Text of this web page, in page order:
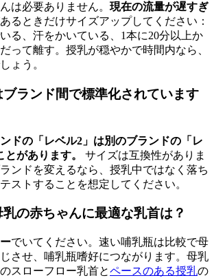
は必要ありません。 現在の流量が遅すぎ
るときだけサイズアップしてください：
る、汗をかいている、1本に20分以上か
って離す。授乳が穏やかで時間内なら、
ょう。
ランド間で標準化されています
ドの「レベル2」は別のブランドの「レ
があります。
サイズは互換性がありま
ンドを変えるなら、授乳中ではなく落ち
ストすることを想定してください。
の赤ちゃんに最適な乳首は？
でいてください。速い哺乳瓶は比較で母
させ、哺乳瓶嗜好につながります。母乳
スローフロー乳首とペースのある授乳の